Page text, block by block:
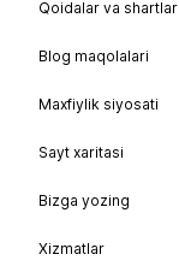
Qoidalar va shartlar
Blog maqolalari
Maxfiylik siyosati
Sayt xaritasi
Bizga yozing
Xizmatlar